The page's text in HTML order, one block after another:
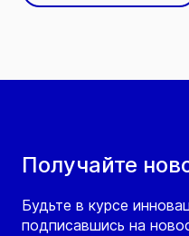
Получайте
Будьте в курсе
подписавшись на